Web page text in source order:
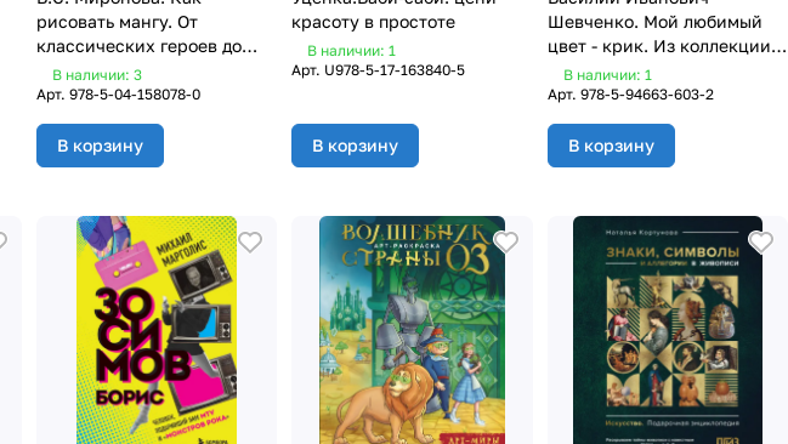
рисовать мангу. От
классических героев до
оригинальных персонажей
В наличии: 3
Арт. 978-5-04-158078-0
В корзину
красоту в простоте
В наличии: 1
Арт. U978-5-17-163840-5
В корзину
Шевченко. Мой любимый
цвет - крик. Из коллекции
игумена Рафаила. Альбом
В наличии: 1
Арт. 978-5-94663-603-2
В корзину